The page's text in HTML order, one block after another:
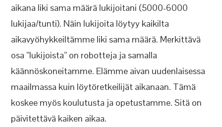
aikana liki sama määrä lukijoitani (5000-6000
lukijaa/tunti). Näin lukijoita löytyy kaikilta
aikavyöhykkeiltämme liki sama määrä. Merkittävä
osa ”lukijoista” on robotteja ja samalla
käännöskoneitamme. Elämme aivan uudenlaisessa
maailmassa kuin löytöretkeilijät aikanaan. Tämä
koskee myös koulutusta ja opetustamme. Sitä on
päivitettävä kaiken aikaa.